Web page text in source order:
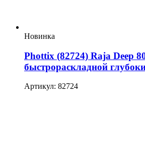
Новинка
Phottix (82724) Raja Deep
быстрораскладной
Артикул: 82724